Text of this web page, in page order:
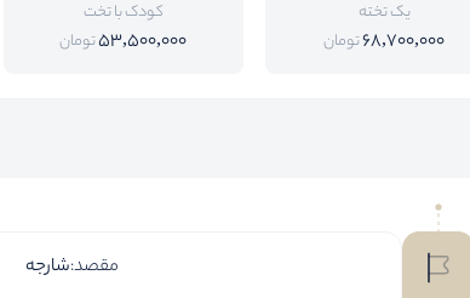
یک تخته
68,700,000تومان
کودک با تخت
53,500,000تومان
مقصد:شارجه